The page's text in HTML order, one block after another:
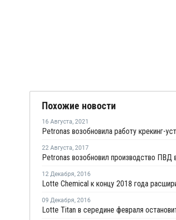
Похожие новости
16 Августа, 2021
22 Августа, 2017
12 Декабря, 2016
09 Декабря, 2016